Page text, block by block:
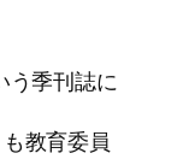
う季刊誌に
教育委員